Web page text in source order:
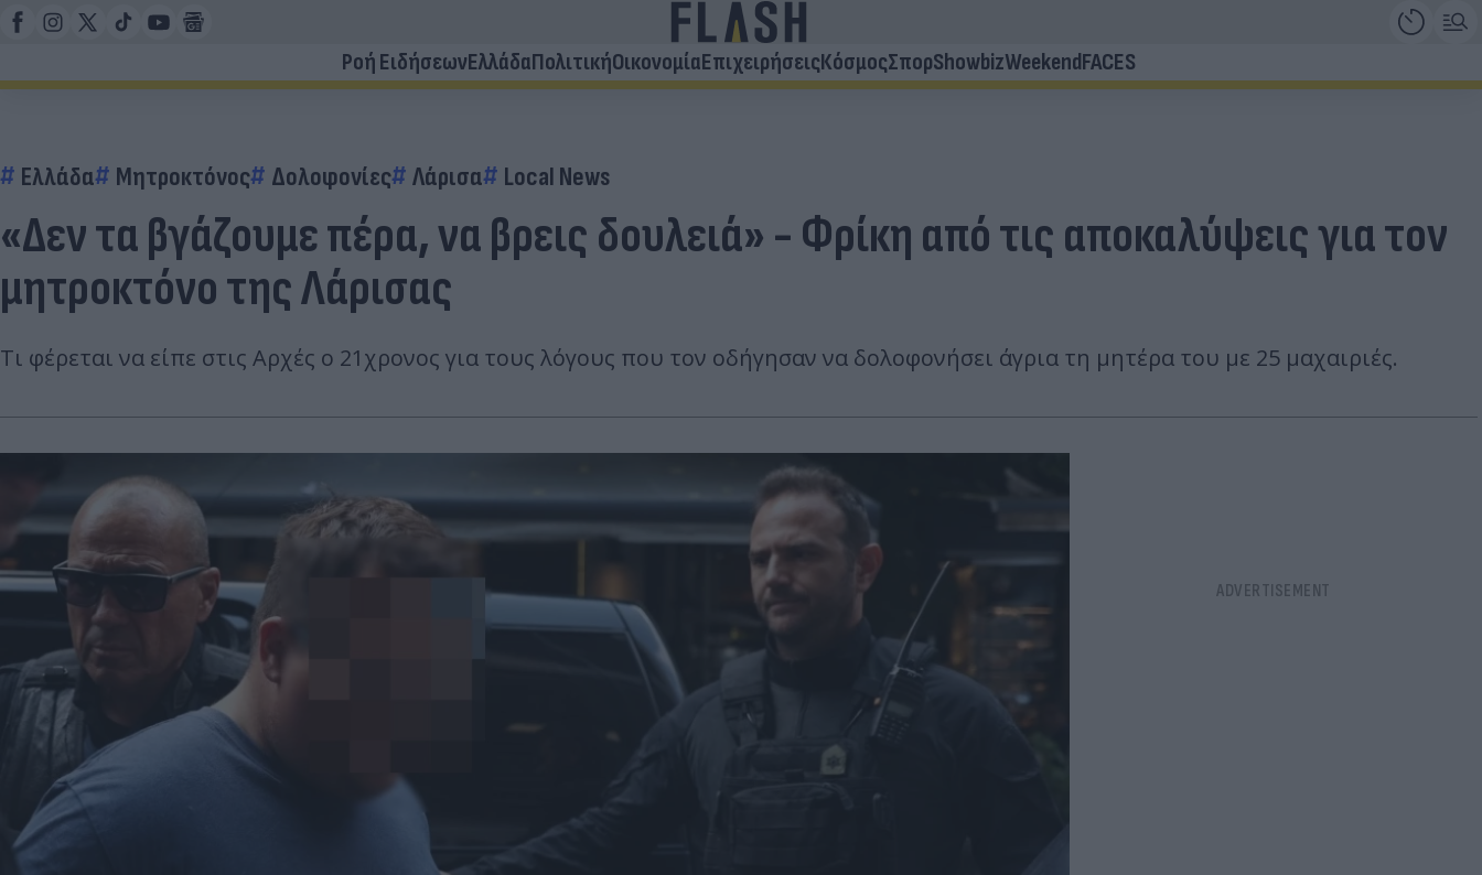
Ροή ΕιδήσεωνΕλλάδαΠολιτικήΟικονομίαΕπιχειρήσειςΚόσμοςΣπορShowbizWeekendFACES
Ελλάδα Μητροκτόνος Δολοφονίες Λάρισα Local News
«Δεν τα βγάζουμε πέρα, να βρεις δουλειά» - Φρίκη από τις αποκαλύψεις για τον
μητροκτόνο της Λάρισας
Τι φέρεται να είπε στις Αρχές ο 21χρονος για τους λόγους που τον οδήγησαν να δολοφονήσει άγρια τη μητέρα του με 25 μαχαιριές.